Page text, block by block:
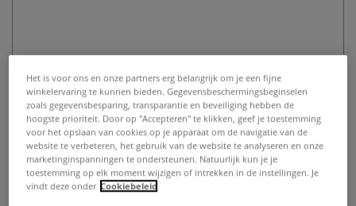
MINERVA | Liniaal ○ dubbelzijdig
— transparant kunststof
0 Beoordeling
Deze klassieke liniaal is gemaakt van stevig, glashelder
Het is voor ons en onze partners erg belangrijk om je een fijne
winkelervaring te kunnen bieden. Gegevensbeschermingsbeginselen
zoals gegevensbesparing, transparantie en beveiliging hebben de
hoogste prioriteit. Door op "Accepteren" te klikken, geef je toestemming
voor het opslaan van cookies op je apparaat om de navigatie van de
website te verbeteren, het gebruik van de website te analyseren en onze
marketinginspanningen te ondersteunen. Natuurlijk kun je je
toestemming op elk moment wijzigen of intrekken in de instellingen. Je
vindt deze onder Cookiebeleid